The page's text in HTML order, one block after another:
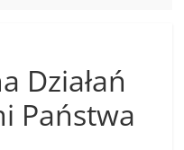
Działań
Państwa